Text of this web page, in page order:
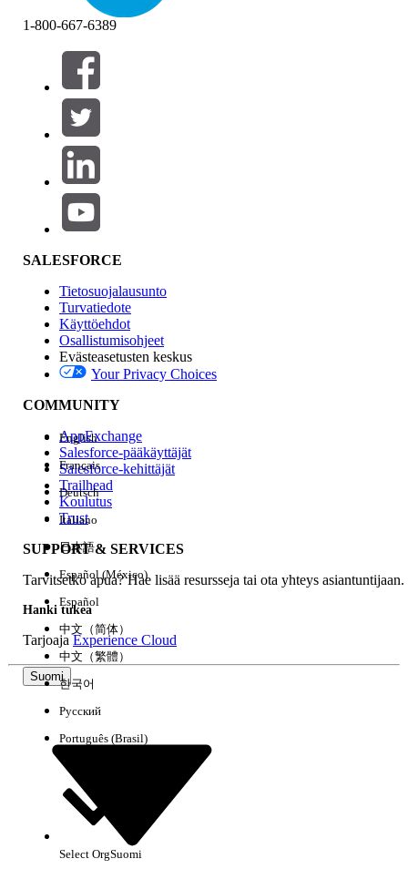
Suodattimet (0)
VALITSE SUODATTIMET
Tuotealue
Ominaisuuden vaikutus
Edition
Kokemus
Tyhjennä kaikki Valmis
1-800-667-6389
SALESFORCE
Tietosuojalausunto
Turvatiedote
Käyttöehdot
Osallistumisohjeet
Evästeasetusten keskus
Your Privacy Choices
COMMUNITY
AppExchange
Salesforce-pääkäyttäjät
Salesforce-kehittäjät
Trailhead
Koulutus
Trust
SUPPORT & SERVICES
Tarvitsetko apua? Hae lisää resursseja tai ota yhteys asiantuntijaan.
Hanki tukea
TarjoajaExperience Cloud
Suomi
English
Français
Deutsch
Italiano
日本語
Español (México)
Español
中文（简体）
中文（繁體）
한국어
Русский
Português (Brasil)
Select OrgSuomi